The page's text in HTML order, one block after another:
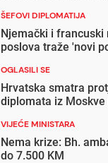
ŠEFOVI DIPLOMATIJA
Njemački i
poslova traže 'novi
OGLASILI SE
Hrvatska smatra
diplomata iz
VIJEĆE MINISTARA
Nema krize: Bh.
do 7.500 KM